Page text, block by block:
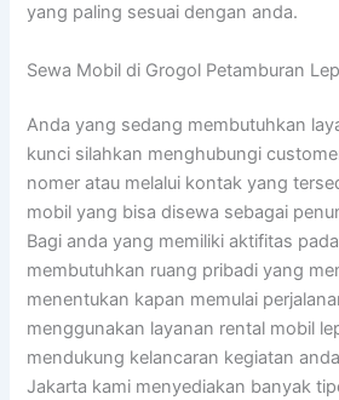
yang paling sesuai dengan anda.
Sewa Mobil di Grogol Petamburan
Anda yang sedang membutuhkan
kunci silahkan menghubungi
nomer atau melalui kontak yang
mobil yang bisa disewa sebagai
Bagi anda yang memiliki aktifitas
membutuhkan ruang pribadi yang
menentukan kapan memulai
menggunakan layanan rental mobil
mendukung kelancaran kegiatan
Jakarta kami menyediakan banyak